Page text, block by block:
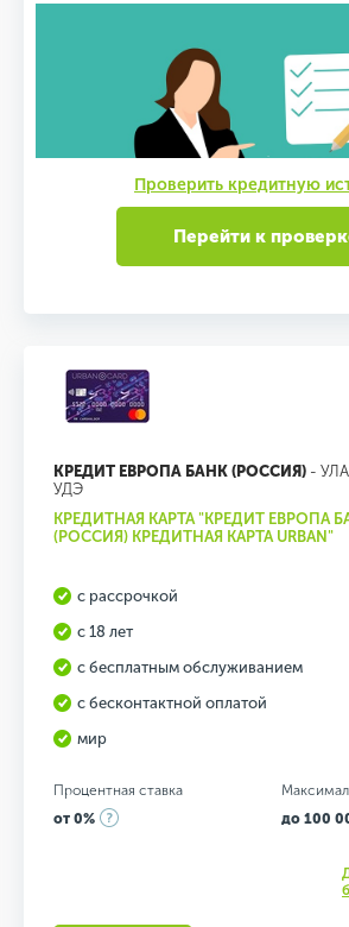
Проверить кредитную
Перейти к
КРЕДИТ ЕВРОПА БАНК (РОССИЯ) -
УДЭ
КРЕДИТНАЯ КАРТА "КРЕДИТ ЕВРОПА
(РОССИЯ) КРЕДИТНАЯ КАРТА URBAN"
с рассрочкой
с 18 лет
с бесплатным обслуживанием
с бесконтактной оплатой
мир
Процентная ставка
от 0%
до 100